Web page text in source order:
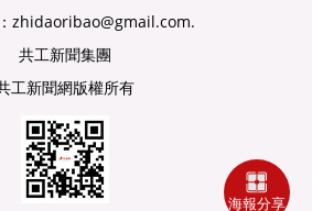
zhidaoribao@gmail.com.
共工新聞集團
工新聞網版權所有
海報分享